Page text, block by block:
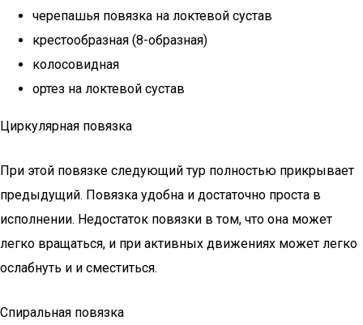
черепашья повязка на локтевой сустав
крестообразная (8-образная)
колосовидная
ортез на локтевой сустав
Циркулярная повязка
При этой повязке следующий тур полностью прикрывает
предыдущий. Повязка удобна и достаточно проста в
исполнении. Недостаток повязки в том, что она может
легко вращаться, и при активных движениях может легко
ослабнуть и и сместиться.
Спиральная повязка